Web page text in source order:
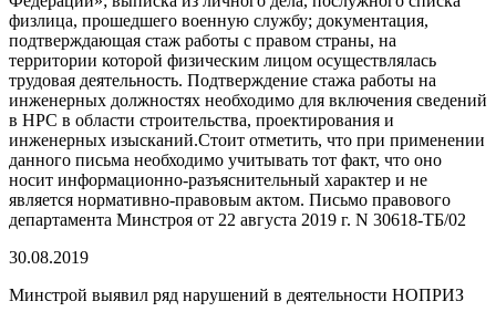
физлица, прошедшего военную службу; документация,
подтверждающая стаж работы с правом страны, на
территории которой физическим лицом осуществлялась
трудовая деятельность. Подтверждение стажа работы на
инженерных должностях необходимо для включения сведений
в НРС в области строительства, проектирования и
инженерных изысканий.Стоит отметить, что при применении
данного письма необходимо учитывать тот факт, что оно
носит информационно-разъяснительный характер и не
является нормативно-правовым актом. Письмо правового
департамента Минстроя от 22 августа 2019 г. N 30618-ТБ/02
30.08.2019
Минстрой выявил ряд нарушений в деятельности НОПРИЗ